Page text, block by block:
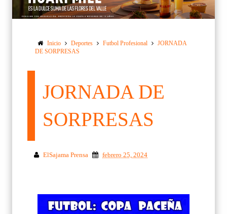
Inicio Deportes Futbol Profesional
JORNADA
DE SORPRESAS
JORNADA DE
SORPRESAS
ElSajama Prensa febrero 25, 2024